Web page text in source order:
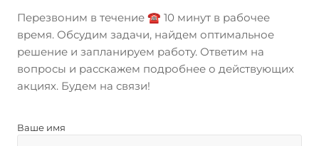
Перезвоним в течение ☎️ 10 минут в рабочее
время. Обсудим задачи, найдем оптимальное
решение и запланируем работу. Ответим на
вопросы и расскажем подробнее о действующих
акциях. Будем на связи!
Ваше имя